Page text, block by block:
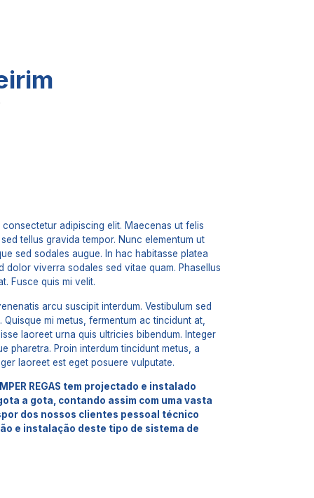
adipiscing elit. Maecenas ut felis
tellus gravida tempor. Nunc elementum ut
sed sodales augue. In hac habitasse platea
dolor viverra sodales sed vitae quam. Phasellus
Fusce quis mi velit.
arcu suscipit interdum. Vestibulum sed
mi metus, fermentum ac tincidunt at,
laoreet urna quis ultricies bibendum. Integer
pharetra. Proin interdum tincidunt metus, a
laoreet est eget posuere vulputate.
REGAS tem projectado e instalado
a gota, contando assim com uma vasta
dos nossos clientes pessoal técnico
e instalação deste tipo de sistema de